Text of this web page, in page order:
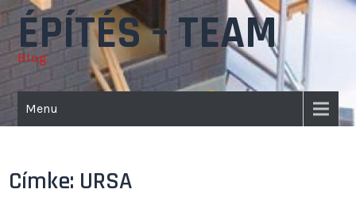
Skip
to
contentÉPÍTÉS – TEAM
Blog
Menu
Címke: URSA